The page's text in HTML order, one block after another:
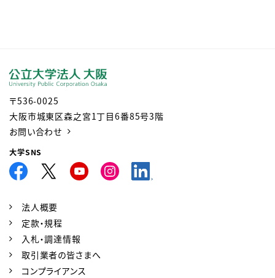
〒536-0025
大阪市城東区森之宮1丁目6番85号3階
お問い合わせ
大学SNS
法人概要
定款・規程
入札・調達情報
取引業者の皆さまへ
コンプライアンス